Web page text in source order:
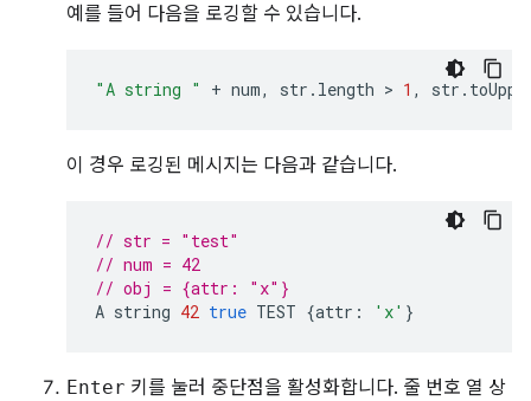
예를 들어 다음을 로깅할 수 있습니다.
"A string " + num, str . length > 1 , str .
이 경우 로깅된 메시지는 다음과 같습니다.
// str = "test"
// num = 42
// obj = {attr: "x"}
A string 42 true TEST {attr : 'x' }
Enter 키를 눌러 중단점을 활성화합니다. 줄 번호 열 상